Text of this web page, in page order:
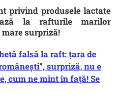
privind produsele lactate
la rafturile marilor
surpriză!
falsă la raft: țara de
surpriză, nu e
cum ne mint în față! Se